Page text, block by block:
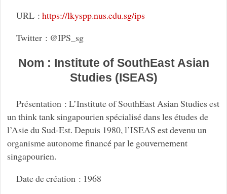
URL : https://lkyspp.nus.edu.sg/ips
Twitter : @IPS_sg
Nom : Institute of SouthEast Asian
Studies (ISEAS)
Présentation : L’Institute of SouthEast Asian Studies est
un think tank singapourien spécialisé dans les études de
l’Asie du Sud-Est. Depuis 1980, l’ISEAS est devenu un
organisme autonome financé par le gouvernement
singapourien.
Date de création : 1968